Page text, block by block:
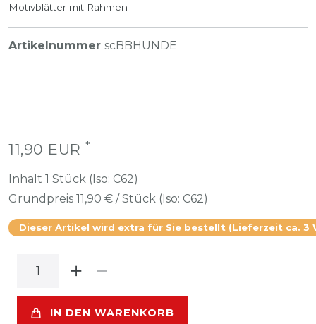
Motivblätter mit Rahmen
Artikelnummer scBBHUNDE
11,90 EUR *
Inhalt 1 Stück (Iso: C62)
Grundpreis 11,90 € / Stück (Iso: C62)
Dieser Artikel wird extra für Sie bestellt (Lieferzeit ca. 3
IN DEN WARENKORB